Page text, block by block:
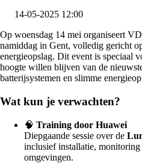
14-05-2025 12:00
Op woensdag 14 mei organiseert
namiddag in Gent, volledig gericht
energieopslag. Dit event is speciaal
hoogte willen blijven van de
batterijsystemen en slimme
Wat kun je verwachten?
🧠 Training door Huawei
Diepgaande sessie over de
inclusief installatie,
omgevingen.